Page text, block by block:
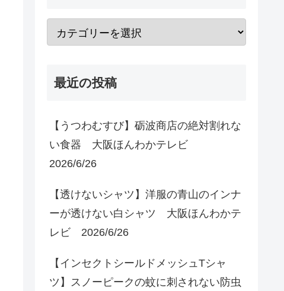
最近の投稿
【うつわむすび】砺波商店の絶対割れな
い食器 大阪ほんわかテレビ
2026/6/26
【透けないシャツ】洋服の青山のインナ
ーが透けない白シャツ 大阪ほんわかテ
レビ 2026/6/26
【インセクトシールドメッシュTシャ
ツ】スノーピークの蚊に刺されない防虫